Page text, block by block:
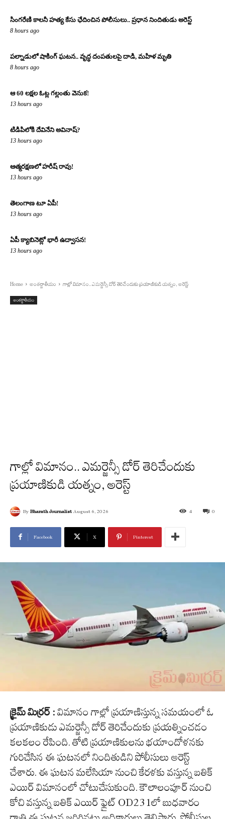
సింగరేణి కాలనీ హత్య కేసు ఛేదించిన పోలీసులు.. ప్రధాన నిందితుడు అరెస్ట్
8 hours ago
పల్నాడులో షాకింగ్ ఘటన.. వృద్ధ దంపతులపై దాడి, మహిళ మృతి
8 hours ago
ఆ 60 లక్షల ఓట్ల గల్లంతు వెనుక!
13 hours ago
టిడిపిలోకి దేవినేని అవినాష్?
13 hours ago
ఆత్మరక్షణలో హరీష్ రావు!
13 hours ago
తెలంగాణ టూ ఏపీ!
13 hours ago
ఏపీ క్యాబినెట్లో భారీ ఉద్వాసన!
13 hours ago